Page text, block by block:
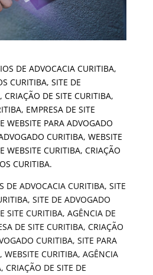
DE ADVOCACIA CURITIBA, SITE
SITE DE ADVOGADO
SITE CURITIBA, AGÊNCIA DE
DE SITE CURITIBA, CRIAÇÃO
CURITIBA, SITE PARA
CURITIBA, AGÊNCIA
CRIAÇÃO DE SITE DE